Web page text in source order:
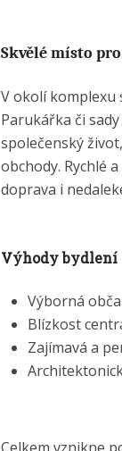
Skvělé místo
V okolí komplexu
Parukářka či
společenský
obchody. Rychlé
doprava i
Výhody bydlení
Výborná
Blízkost
Zajímavá a